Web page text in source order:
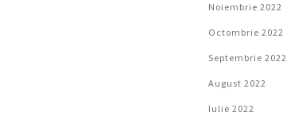
Noiembrie 2022
Octombrie 2022
Septembrie 2022
August 2022
Iulie 2022